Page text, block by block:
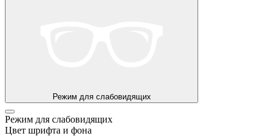
Режим для слабовидящих
Режим для слабовидящих
Цвет шрифта и фона